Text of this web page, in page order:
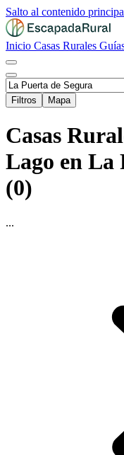
Salto al contenido
Inicio Casas Rurales
Filtros
Mapa
Casas
Lago en La
(0)
...